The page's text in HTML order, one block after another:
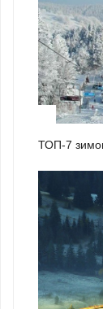
ТОП-7